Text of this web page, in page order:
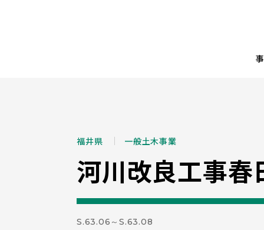
福井県 一般土木事業
河川改良工事春
S.63.06～S.63.08